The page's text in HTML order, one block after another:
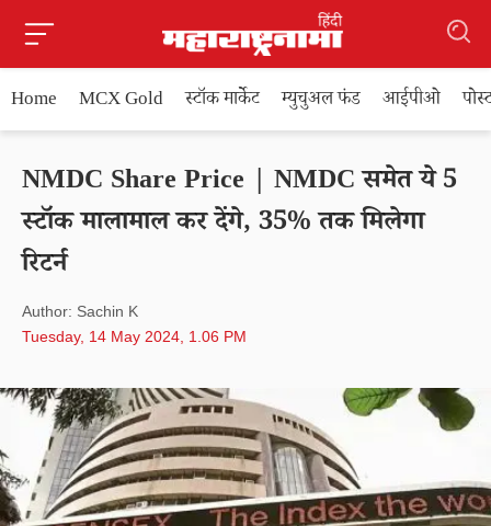
Home MCX Gold स्टॉक मार्केट म्युचुअल फंड आईपीओ
NMDC Share Price | NMDC समेत ये 5
स्टॉक मालामाल कर देंगे, 35% तक मिलेगा
रिटर्न
Author: Sachin K
Tuesday, 14 May 2024, 1.06 PM